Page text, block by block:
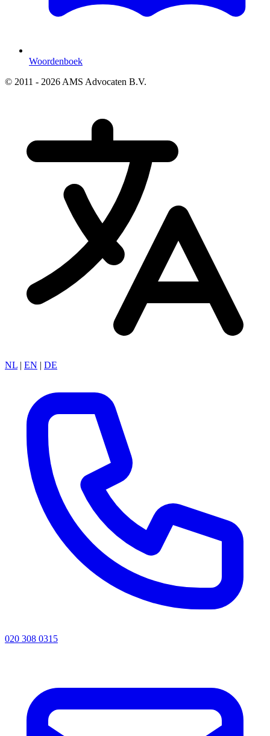
Woordenboek
© 2011 - 2026 AMS Advocaten B.V.
NL | EN | DE
020 308 0315